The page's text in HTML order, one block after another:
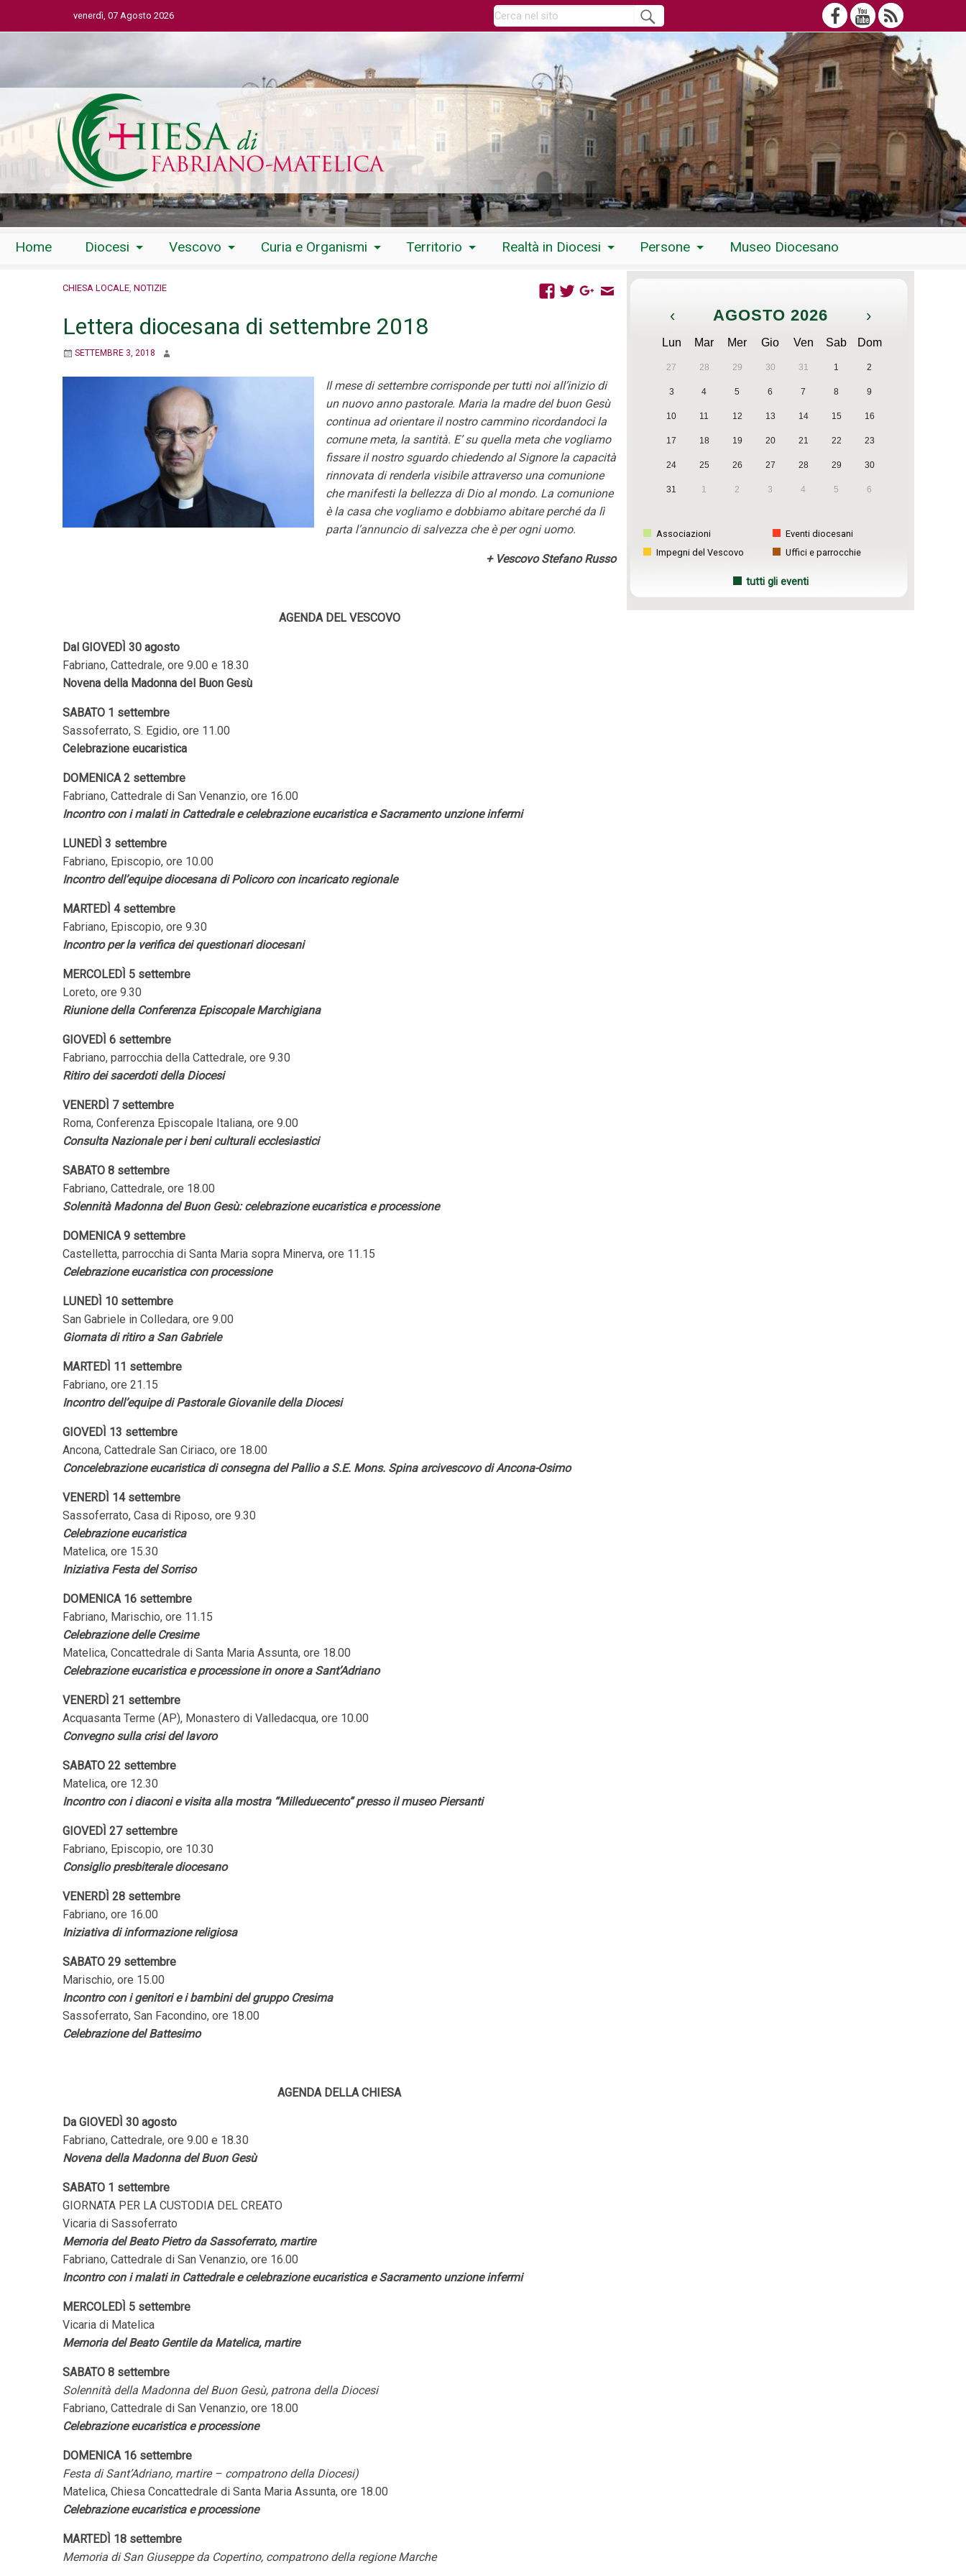
venerdì, 07 Agosto 2026
Home Diocesi Vescovo Curia e Organismi Territorio Realtà in Diocesi Persone Museo Diocesano
CHIESA LOCALE NOTIZIE
Lettera diocesana di settembre 2018
SETTEMBRE 3, 2018
Il mese di settembre corrisponde per tutti noi all’inizio di
un nuovo anno pastorale. Maria la madre del buon Gesù
continua ad orientare il nostro cammino ricordandoci la
comune meta, la santità. E’ su quella meta che vogliamo
fissare il nostro sguardo chiedendo al Signore la capacità
rinnovata di renderla visibile attraverso una comunione
che manifesti la bellezza di Dio al mondo. La comunione
è la casa che vogliamo e dobbiamo abitare perché da lì
parta l’annuncio di salvezza che è per ogni uomo.
+ Vescovo Stefano Russo
AGENDA DEL VESCOVO
Dal GIOVEDÌ 30 agosto
Fabriano, Cattedrale, ore 9.00 e 18.30
Novena della Madonna del Buon Gesù
SABATO 1 settembre
Sassoferrato, S. Egidio, ore 11.00
Celebrazione eucaristica
DOMENICA 2 settembre
Fabriano, Cattedrale di San Venanzio, ore 16.00
Incontro con i malati in Cattedrale e celebrazione eucaristica e Sacramento unzione infermi
LUNEDÌ 3 settembre
Fabriano, Episcopio, ore 10.00
Incontro dell’equipe diocesana di Policoro con incaricato regionale
MARTEDÌ 4 settembre
Fabriano, Episcopio, ore 9.30
Incontro per la verifica dei questionari diocesani
MERCOLEDÌ 5 settembre
Loreto, ore 9.30
Riunione della Conferenza Episcopale Marchigiana
GIOVEDÌ 6 settembre
Fabriano, parrocchia della Cattedrale, ore 9.30
Ritiro dei sacerdoti della Diocesi
VENERDÌ 7 settembre
Roma, Conferenza Episcopale Italiana, ore 9.00
Consulta Nazionale per i beni culturali ecclesiastici
SABATO 8 settembre
Fabriano, Cattedrale, ore 18.00
Solennità Madonna del Buon Gesù: celebrazione eucaristica e processione
DOMENICA 9 settembre
Castelletta, parrocchia di Santa Maria sopra Minerva, ore 11.15
Celebrazione eucaristica con processione
LUNEDÌ 10 settembre
San Gabriele in Colledara, ore 9.00
Giornata di ritiro a San Gabriele
MARTEDÌ 11 settembre
Fabriano, ore 21.15
Incontro dell’equipe di Pastorale Giovanile della Diocesi
GIOVEDÌ 13 settembre
Ancona, Cattedrale San Ciriaco, ore 18.00
Concelebrazione eucaristica di consegna del Pallio a S.E. Mons. Spina arcivescovo di Ancona-Osimo
VENERDÌ 14 settembre
Sassoferrato, Casa di Riposo, ore 9.30
Celebrazione eucaristica
Matelica, ore 15.30
Iniziativa Festa del Sorriso
DOMENICA 16 settembre
Fabriano, Marischio, ore 11.15
Celebrazione delle Cresime
Matelica, Concattedrale di Santa Maria Assunta, ore 18.00
Celebrazione eucaristica e processione in onore a Sant’Adriano
VENERDÌ 21 settembre
Acquasanta Terme (AP), Monastero di Valledacqua, ore 10.00
Convegno sulla crisi del lavoro
SABATO 22 settembre
Matelica, ore 12.30
Incontro con i diaconi e visita alla mostra “Milleduecento” presso il museo Piersanti
GIOVEDÌ 27 settembre
Fabriano, Episcopio, ore 10.30
Consiglio presbiterale diocesano
VENERDÌ 28 settembre
Fabriano, ore 16.00
Iniziativa di informazione religiosa
SABATO 29 settembre
Marischio, ore 15.00
Incontro con i genitori e i bambini del gruppo Cresima
Sassoferrato, San Facondino, ore 18.00
Celebrazione del Battesimo
AGENDA DELLA CHIESA
Da GIOVEDÌ 30 agosto
Fabriano, Cattedrale, ore 9.00 e 18.30
Novena della Madonna del Buon Gesù
SABATO 1 settembre
GIORNATA PER LA CUSTODIA DEL CREATO
Vicaria di Sassoferrato
Memoria del Beato Pietro da Sassoferrato, martire
Fabriano, Cattedrale di San Venanzio, ore 16.00
Incontro con i malati in Cattedrale e celebrazione eucaristica e Sacramento unzione infermi
MERCOLEDÌ 5 settembre
Vicaria di Matelica
Memoria del Beato Gentile da Matelica, martire
SABATO 8 settembre
Solennità della Madonna del Buon Gesù, patrona della Diocesi
Fabriano, Cattedrale di San Venanzio, ore 18.00
Celebrazione eucaristica e processione
DOMENICA 16 settembre
Festa di Sant’Adriano, martire – compatrono della Diocesi)
Matelica, Chiesa Concattedrale di Santa Maria Assunta, ore 18.00
Celebrazione eucaristica e processione
MARTEDÌ 18 settembre
Memoria di San Giuseppe da Copertino, compatrono della regione Marche
‹ AGOSTO 2026 ›
Lun Mar Mer Gio Ven Sab Dom
27 28 29 30 31 1 2
3 4 5 6 7 8 9
10 11 12 13 14 15 16
17 18 19 20 21 22 23
24 25 26 27 28 29 30
31 1 2 3 4 5 6
Associazioni
Eventi diocesani
Impegni del Vescovo
Uffici e parrocchie
tutti gli eventi